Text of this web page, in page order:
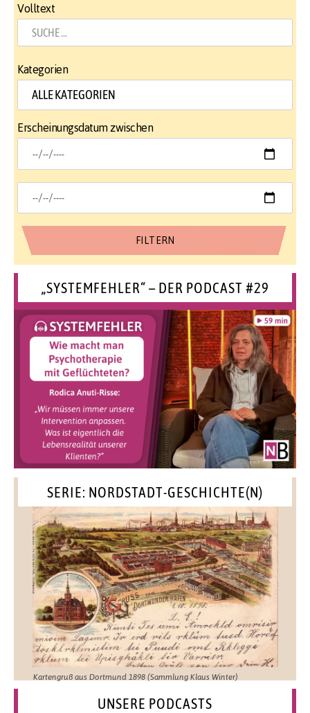
Volltext
Kategorien
Erscheinungsdatum zwischen
„SYSTEMFEHLER“ – DER PODCAST #29
SERIE: NORDSTADT-GESCHICHTE(N)
Kartengruß aus Dortmund 1898 (Sammlung Klaus Winter)
UNSERE PODCASTS